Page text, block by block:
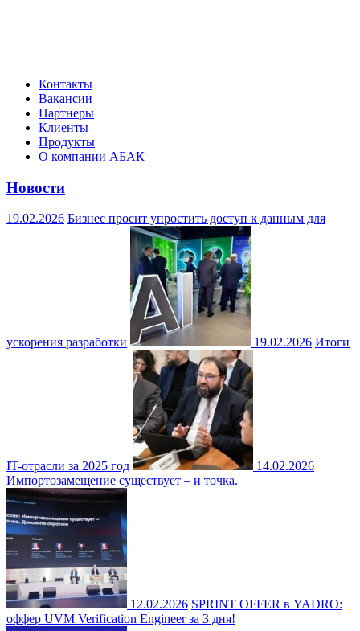
Контакты
Вакансии
Партнеры
Клиенты
Продукты
О компании АБАК
Новости
19.02.2026 Бизнес просит упростить доступ к данным для
ускорения разработки 19.02.2026 Итоги
IT-отрасли за 2025 год
14.02.2026
Импортозамещение существует – и точка.
12.02.2026 SPRINT OFFER в YADRO:
оффер UVM Verification Engineer за 3 дня!